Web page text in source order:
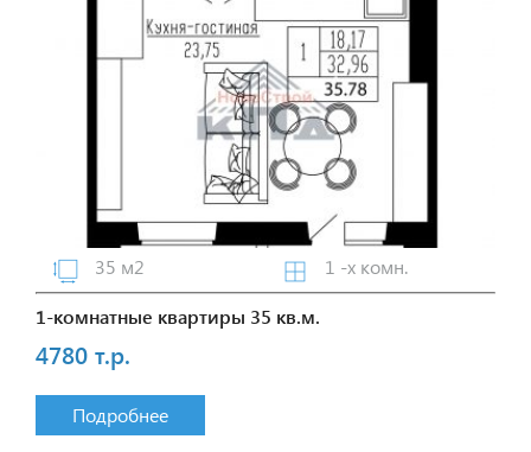
35 м2
1 -х комн.
1-комнатные квартиры 35 кв.м.
4780 т.р.
Подробнее